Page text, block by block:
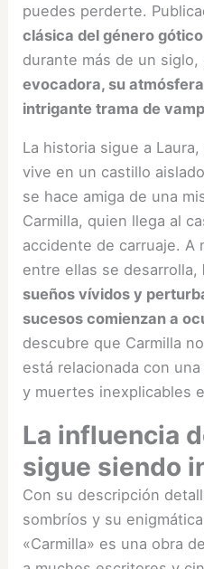
puedes perderte.
clásica del género gótico
durante más de un siglo,
evocadora, su
intrigante trama de
La historia sigue a
vive en un castillo
se hace amiga de una
Carmilla, quien llega al
accidente de carruaje. A
entre ellas se desarrolla,
sueños vívidos y
sucesos comienzan a
descubre que Carmilla
está relacionada con
y muertes inexplicables
La influencia
sigue siendo
Con su descripción
sombríos y su
«Carmilla» es una obra